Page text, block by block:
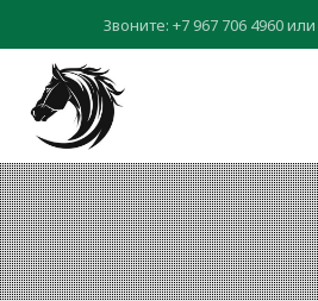
Звоните: +7 967 706 4960или